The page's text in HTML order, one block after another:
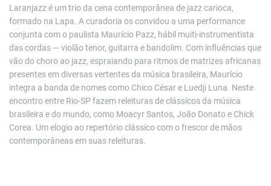
Laranjazz é um trio da cena contemporânea de jazz carioca,
formado na Lapa. A curadoria os convidou a uma performance
conjunta com o paulista Maurício Pazz, hábil muiti-instrumentista
das cordas — violão tenor, guitarra e bandolim. Com influências que
vão do choro ao jazz, espraiando para ritmos de matrizes africanas
presentes em diversas vertentes da música brasileira, Maurício
integra a banda de nomes como Chico César e Luedji Luna. Neste
encontro entre Rio-SP fazem releituras de clássicos da música
brasileira e do mundo, como Moacyr Santos, João Donato e Chick
Corea. Um elogio ao repertório clássico com o frescor de mãos
contemporâneas em suas releituras.